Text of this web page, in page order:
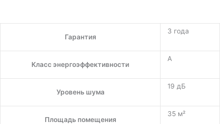
Гарантия
3 года
Класс энергоэффективности
A
Уровень шума
19 дБ
Площадь помещения
35 м²